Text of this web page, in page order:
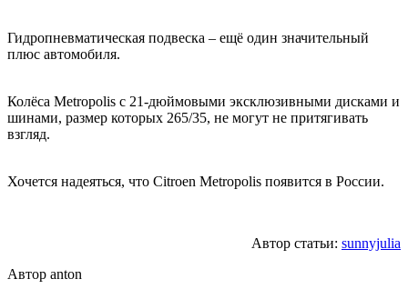
Гидропневматическая подвеска – ещё один значительный
плюс автомобиля.
Колёса Metropolis с 21-дюймовыми эксклюзивными дисками и
шинами, размер которых 265/35, не могут не притягивать
взгляд.
Хочется надеяться, что Citroen Metropolis появится в России.
Автор статьи: sunnyjulia
Автор anton